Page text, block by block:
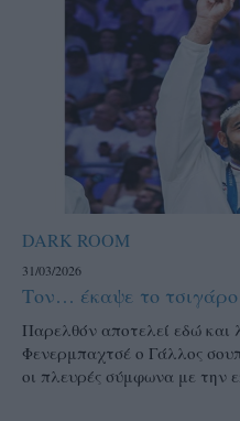
DARK ROOM
31/03/2026
Τον… έκαψε το
Παρελθόν αποτελεί εδώ και
Φενερμπαχτσέ ο Γάλλος
οι πλευρές σύμφωνα με την